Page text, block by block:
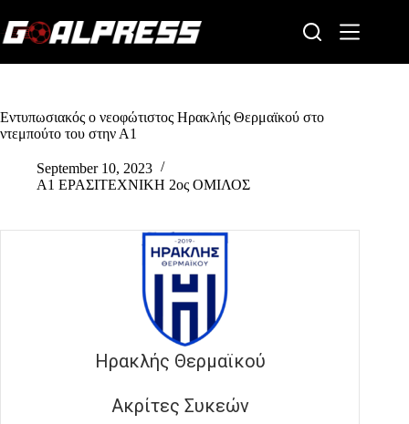
to
content
Εντυπωσιακός ο νεοφώτιστος Ηρακλής Θερμαϊκού στο
ντεμπούτο του στην Α1
September 10, 2023
Α1 ΕΡΑΣΙΤΕΧΝΙΚΗ 2ος ΟΜΙΛΟΣ
Ηρακλής Θερμαϊκού
Ακρίτες Συκεών